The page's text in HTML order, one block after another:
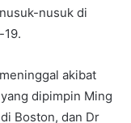
nusuk di
akibat
dipimpin Ming
Boston, dan Dr